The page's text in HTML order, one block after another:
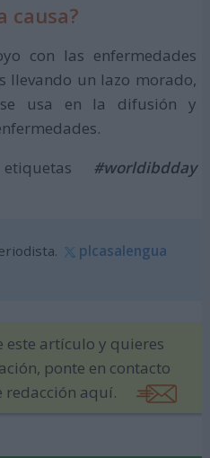
causa?
con las enfermedades
llevando un lazo morado,
usa en la difusión y
#worldibdday
plcasalengua
este artículo y quieres
ponte en contacto
redacción aquí.